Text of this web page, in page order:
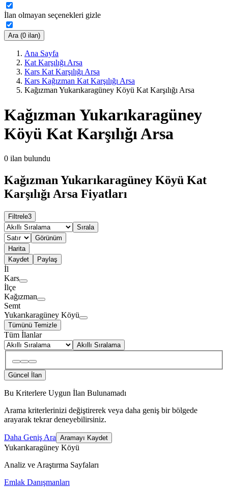
İlan olmayan seçenekleri gizle
Ara (0 ilan)
Ana Sayfa
Kat Karşılığı Arsa
Kars Kat Karşılığı Arsa
Kars Kağızman Kat Karşılığı Arsa
Kağızman Yukarıkaragüney Köyü Kat Karşılığı Arsa
Kağızman Yukarıkaragüney
Köyü Kat Karşılığı Arsa
0 ilan bulundu
Kağızman Yukarıkaragüney Köyü Kat
Karşılığı Arsa Fiyatları
Filtrele3
Sırala
Görünüm
Harita
Kaydet
Paylaş
İl
Kars
İlçe
Kağızman
Semt
Yukarıkaragüney Köyü
Tümünü Temizle
Tüm İlanlar
Akıllı Sıralama
Güncel İlan
Bu Kriterlere Uygun İlan Bulunamadı
Arama kriterlerinizi değiştirerek veya daha geniş bir bölgede
arayarak tekrar deneyebilirsiniz.
Daha Geniş Ara Aramayı Kaydet
Yukarıkaragüney Köyü
Analiz ve Araştırma Sayfaları
Emlak Danışmanları